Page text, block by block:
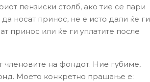
пензиски столб, ако тие се пари
носат принос, не е исто дали ќе ги
принос или ќе ги уплатите после
членовите на фондот. Ние губиме,
Моето конкретно прашање е: